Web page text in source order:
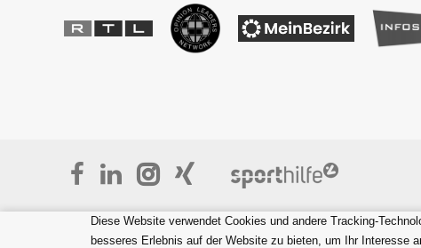
Diese Website verwendet Cookies und andere Tracking-
besseres Erlebnis auf der Website zu bieten um Ihr Interesse